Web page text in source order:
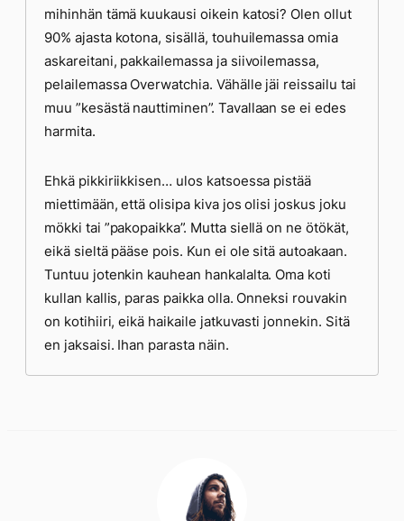
mihinhän tämä kuukausi oikein katosi? Olen ollut
90% ajasta kotona, sisällä, touhuilemassa omia
askareitani, pakkailemassa ja siivoilemassa,
pelailemassa Overwatchia. Vähälle jäi reissailu tai
muu ”kesästä nauttiminen”. Tavallaan se ei edes
harmita.
Ehkä pikkiriikkisen… ulos katsoessa pistää
miettimään, että olisipa kiva jos olisi joskus joku
mökki tai ”pakopaikka”. Mutta siellä on ne ötökät,
eikä sieltä pääse pois. Kun ei ole sitä autoakaan.
Tuntuu jotenkin kauhean hankalalta. Oma koti
kullan kallis, paras paikka olla. Onneksi rouvakin
on kotihiiri, eikä haikaile jatkuvasti jonnekin. Sitä
en jaksaisi. Ihan parasta näin.